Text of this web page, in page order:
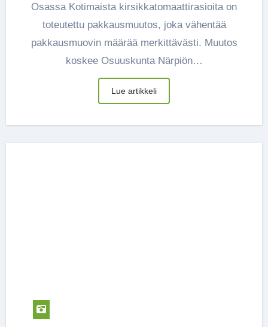
Osassa Kotimaista kirsikkatomaattirasioita on
toteutettu pakkausmuutos, joka vähentää
pakkausmuovin määrää merkittävästi. Muutos
koskee Osuuskunta Närpiön…
Lue artikkeli